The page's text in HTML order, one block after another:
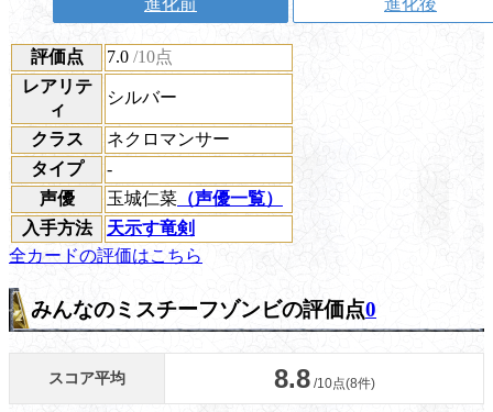
評価点 7.0 /10点
レアリテ
ィ
シルバー
クラス
ネクロマンサー
タイプ
-
声優
玉城仁菜 （声優一覧）
入手方法
天示す竜剣
全カードの評価はこちら
みんなのミスチーフゾンビの評価点0